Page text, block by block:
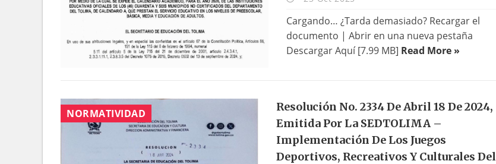
Cargando… ¿Tarda demasiado? Recargar el
documento | Abrir en una nueva pestaña
Descargar Aquí [7.99 MB] Read More »
NORMATIVIDAD
Resolución No. 2334 De Abril 18 De 2024,
Emitida Por La SEDTOLIMA –
Implementación De Los Juegos
Deportivos, Recreativos Y Culturales Del